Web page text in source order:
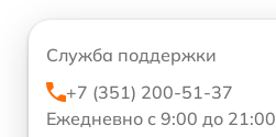
Служба поддержки
+7 (351) 200-51-37
Ежедневно с 9:00 до 21:00